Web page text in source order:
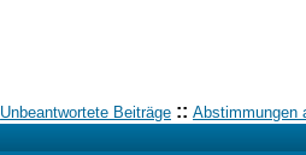
Unbeantwortete Beiträge :: Abstimmungen